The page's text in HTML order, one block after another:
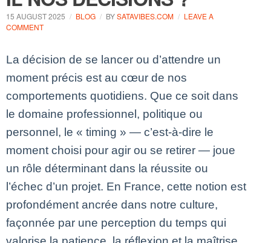
15 AUGUST 2025 BLOG BYSATAVIBES.COM
LEAVE A
COMMENT
La décision de se lancer ou d’attendre un
moment précis est au cœur de nos
comportements quotidiens. Que ce soit dans
le domaine professionnel, politique ou
personnel, le « timing » — c’est-à-dire le
moment choisi pour agir ou se retirer — joue
un rôle déterminant dans la réussite ou
l’échec d’un projet. En France, cette notion est
profondément ancrée dans notre culture,
façonnée par une perception du temps qui